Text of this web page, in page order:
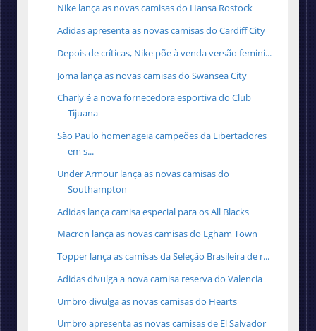
Nike lança as novas camisas do Hansa Rostock
Adidas apresenta as novas camisas do Cardiff City
Depois de críticas, Nike põe à venda versão femini...
Joma lança as novas camisas do Swansea City
Charly é a nova fornecedora esportiva do Club
Tijuana
São Paulo homenageia campeões da Libertadores
em s...
Under Armour lança as novas camisas do
Southampton
Adidas lança camisa especial para os All Blacks
Macron lança as novas camisas do Egham Town
Topper lança as camisas da Seleção Brasileira de r...
Adidas divulga a nova camisa reserva do Valencia
Umbro divulga as novas camisas do Hearts
Umbro apresenta as novas camisas de El Salvador